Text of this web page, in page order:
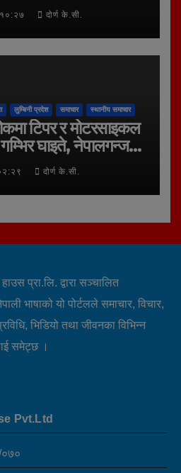
दोर्ण के.सी.
लुम्बिनी प्रदेश समाचार स्थानीय समाचार
टिपर र मोटरसाइकल
गम्भिर घाइते, नेपालगन्ज
दोर्ण के.सी.
प्रा.लि. द्वारा सञ्चालित
भाषाको यो पोर्टलले समाचार, विचार,
भिडियो तथा जीवनका विभिन्न
समेट्छ ।
Pvt.Ltd